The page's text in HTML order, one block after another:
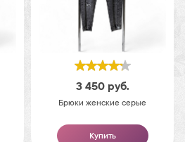
3 450 руб.
Брюки женские серые
Купить